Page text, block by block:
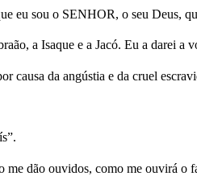
eu sou o SENHOR, o seu Deus,
a Isaque e a Jacó. Eu a darei
causa da angústia e da cruel
dão ouvidos, como me ouvirá o